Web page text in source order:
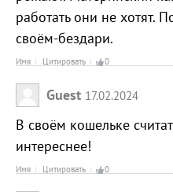
работать они не хотят.
своём-бездари.
Имя Цитировать 0
Guest 17.02.2024
В своём кошельке
интереснее!
Имя Цитировать 0